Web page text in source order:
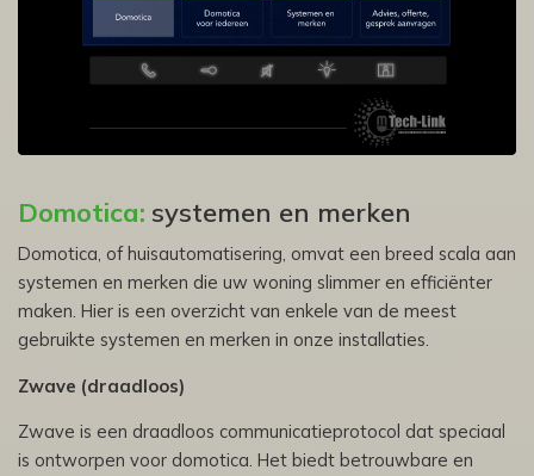
Domotica: systemen en merken
Domotica, of huisautomatisering, omvat een breed scala aan
systemen en merken die uw woning slimmer en efficiënter
maken. Hier is een overzicht van enkele van de meest
gebruikte systemen en merken in onze installaties.
Zwave (draadloos)
Zwave is een draadloos communicatieprotocol dat speciaal
is ontworpen voor domotica. Het biedt betrouwbare en